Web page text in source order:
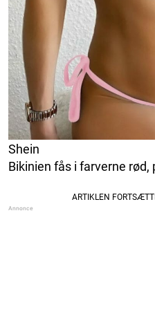
Shein
Bikinien fås i farverne rød,